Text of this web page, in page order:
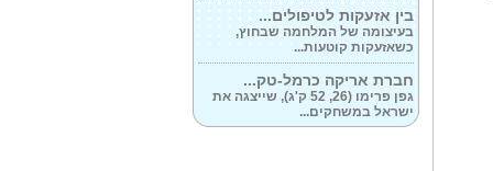
בין אזעקות לטיפולים...
בעיצומה של המלחמה שבחוץ,
כשאזעקות קוטעות...
חברת אריקה כרמל-טק...
גפן פרימו (26, 52 ק'ג), שייצגה את
ישראל במשחקים...